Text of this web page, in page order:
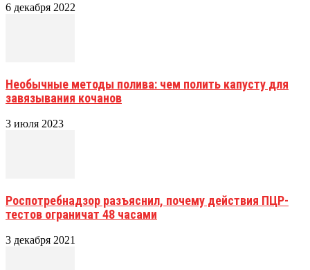
6 декабря 2022
Необычные методы полива: чем полить капусту для
завязывания кочанов
3 июля 2023
Роспотребнадзор разъяснил, почему действия ПЦР-
тестов ограничат 48 часами
3 декабря 2021